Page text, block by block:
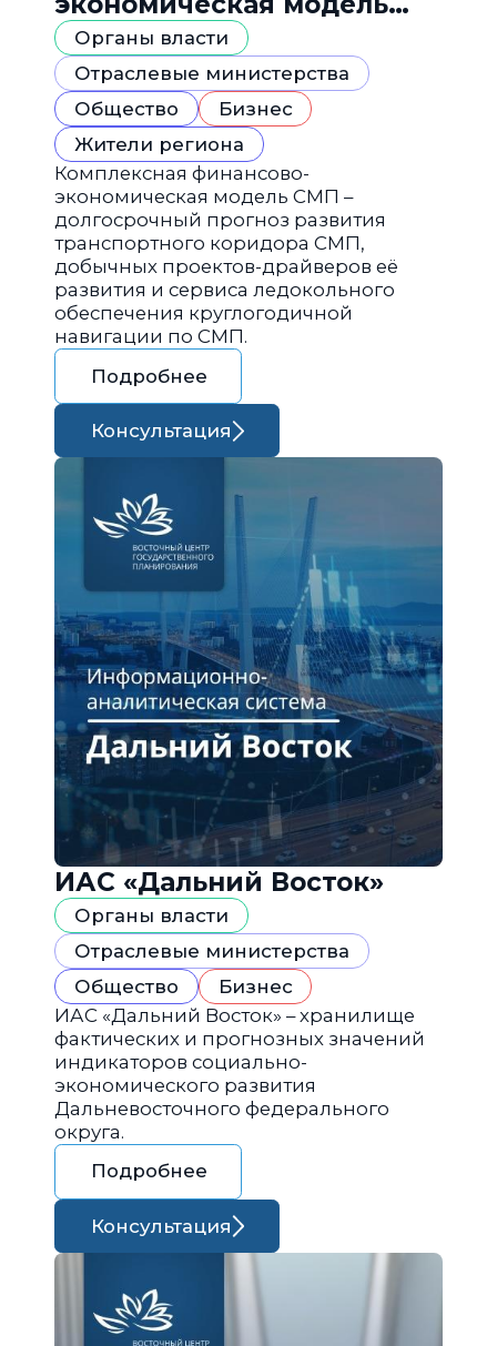
«Северный морской путь»
Органы власти
Отраслевые министерства
Общество
Бизнес
Жители региона
Комплексная финансово-
экономическая модель СМП –
долгосрочный прогноз развития
транспортного коридора СМП,
добычных проектов-драйверов её
развития и сервиса ледокольного
обеспечения круглогодичной
навигации по СМП.
Подробнее
Консультация
ИАС «Дальний Восток»
Органы власти
Отраслевые министерства
Общество
Бизнес
ИАС «Дальний Восток» – хранилище
фактических и прогнозных значений
индикаторов социально-
экономического развития
Дальневосточного федерального
округа.
Подробнее
Консультация